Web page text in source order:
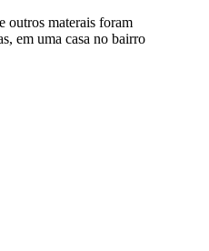
outros materais foram
em uma casa no bairro